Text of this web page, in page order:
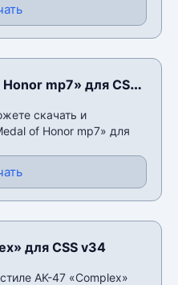
mp7» для CSS
скачать и
of Honor mp7» для
для CSS v34
AK-47 «Complex»